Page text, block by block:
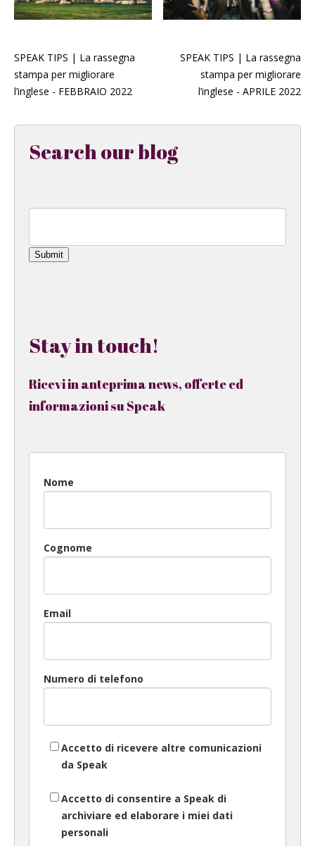
SPEAK TIPS | La rassegna
stampa per migliorare
l’inglese - FEBBRAIO 2022
SPEAK TIPS | La rassegna
stampa per migliorare
l’inglese - APRILE 2022
Search our blog
Submit
Stay in touch!
Ricevi in anteprima news, offerte ed
informazioni su Speak
Nome
Cognome
Email
Numero di telefono
Accetto di ricevere altre comunicazioni
da Speak
Accetto di consentire a Speak di
archiviare ed elaborare i miei dati
personali